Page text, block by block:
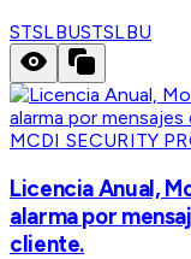
STSLBUSTSLBU
MCDI SECURITY
Licencia Anual,
alarma por
cliente.